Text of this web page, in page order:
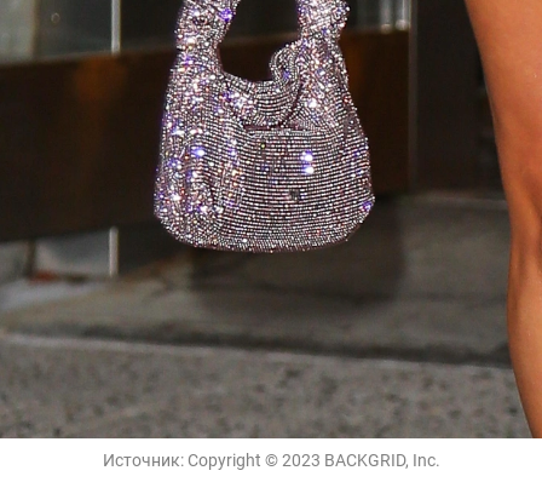
Источник: Copyright © 2023 BACKGRID, Inc.